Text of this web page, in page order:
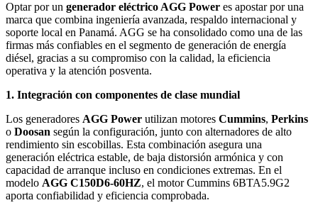
Optar por un generador eléctrico AGG Power es apostar por una
marca que combina ingeniería avanzada, respaldo internacional y
soporte local en Panamá. AGG se ha consolidado como una de las
firmas más confiables en el segmento de generación de energía
diésel, gracias a su compromiso con la calidad, la eficiencia
operativa y la atención posventa.
1. Integración con componentes de clase mundial
Los generadores AGG Power utilizan motores Cummins, Perkins
o Doosan según la configuración, junto con alternadores de alto
rendimiento sin escobillas. Esta combinación asegura una
generación eléctrica estable, de baja distorsión armónica y con
capacidad de arranque incluso en condiciones extremas. En el
modelo AGG C150D6-60HZ, el motor Cummins 6BTA5.9G2
aporta confiabilidad y eficiencia comprobada.